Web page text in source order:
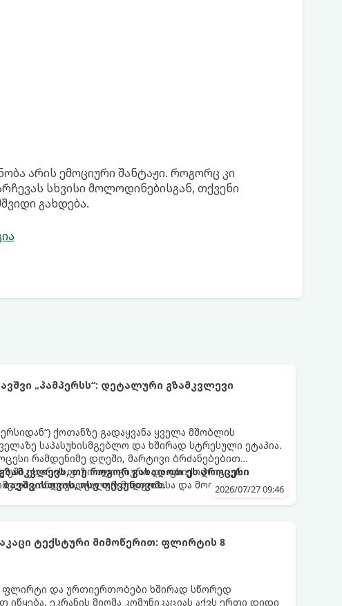
არის ემოციური შანტაჟი. როგორც კი
სხვისი მოლოდინებისგან, თქვენი
გახდება.
„პამპერსს“: დეტალური გზამკვლევი
ქოთანზე გადაყვანა ყველა მშობლის
საპასუხისმგებლო და ხშირად სტრესული ეტაპია.
რამდენიმე დღეში, მარტივი ბრძანებებით
ეს არის ფიზიოლოგიური და ფსიქოლოგიური
ინდივიდუალურ მიდგომასა და მოთმინებას
თუ როგორ გახადოთ ეს პროცესი
ისე თქვენთვის.
2026/07/27 09:46
ტექსტური მიმოწერით: ფლირტის 8
ფლირტი და ურთიერთობები ხშირად სწორედ
იწყება. ეკრანის მიღმა კომუნიკაციას აქვს ერთი დიდი